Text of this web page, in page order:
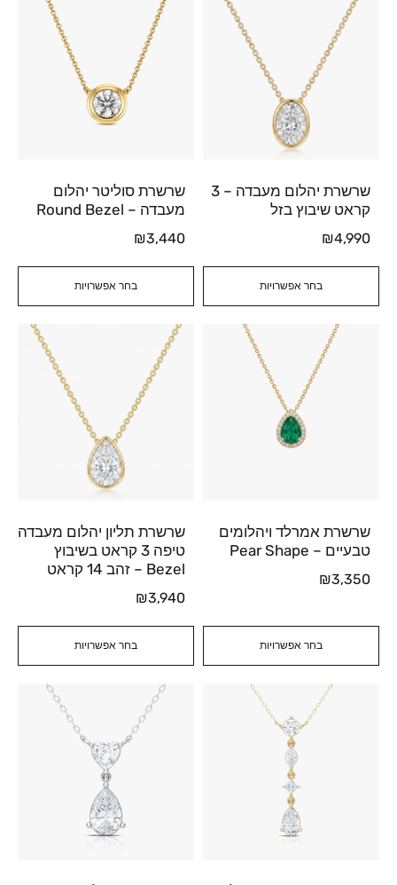
בחר אפשרויות
שרשרת יהלום מעבדה – 3
קראט שיבוץ בזל
₪4,990
בחר אפשרויות
שרשרת סוליטר יהלום
מעבדה – Round Bezel
₪3,440
בחר אפשרויות
שרשרת אמרלד ויהלומים
טבעיים – Pear Shape
₪3,350
בחר אפשרויות
שרשרת תליון יהלום מעבדה
טיפה 3 קראט בשיבוץ
Bezel – זהב 14 קראט
₪3,940